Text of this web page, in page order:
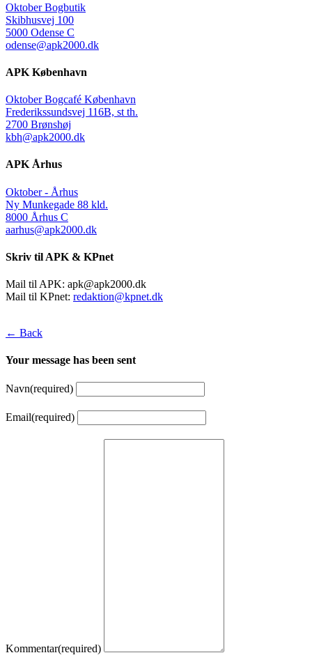
Oktober Bogbutik
Skibhusvej 100
5000 Odense C
odense@apk2000.dk
APK København
Oktober Bogcafé København
Frederikssundsvej 116B, st th.
2700 Brønshøj
kbh@apk2000.dk
APK Århus
Oktober - Århus
Ny Munkegade 88 kld.
8000 Århus C
aarhus@apk2000.dk
Skriv til APK & KPnet
Mail til APK: apk@apk2000.dk
Mail til KPnet: redaktion@kpnet.dk
← Back
Your message has been sent
Navn(required)
Email(required)
Kommentar(required)